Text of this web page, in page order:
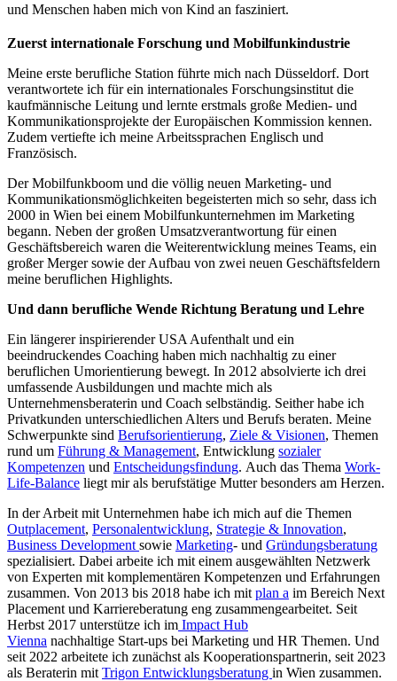
und Menschen haben mich von Kind an fasziniert.
Zuerst internationale Forschung und Mobilfunkindustrie
Meine erste berufliche Station führte mich nach Düsseldorf. Dort
verantwortete ich für ein internationales Forschungsinstitut die
kaufmännische Leitung und lernte erstmals große Medien- und
Kommunikationsprojekte der Europäischen Kommission kennen.
Zudem vertiefte ich meine Arbeitssprachen Englisch und
Französisch.
Der Mobilfunkboom und die völlig neuen Marketing- und
Kommunikationsmöglichkeiten begeisterten mich so sehr, dass ich
2000 in Wien bei einem Mobilfunkunternehmen im Marketing
begann. Neben der großen Umsatzverantwortung für einen
Geschäftsbereich waren die Weiterentwicklung meines Teams, ein
großer Merger sowie der Aufbau von zwei neuen Geschäftsfeldern
meine beruflichen Highlights.
Und dann berufliche Wende Richtung Beratung und Lehre
Ein längerer inspirierender USA Aufenthalt und ein
beeindruckendes Coaching haben mich nachhaltig zu einer
beruflichen Umorientierung bewegt. In 2012 absolvierte ich drei
umfassende Ausbildungen und machte mich als
Unternehmensberaterin und Coach selbständig. Seither habe ich
Privatkunden unterschiedlichen Alters und Berufs beraten. Meine
Schwerpunkte sind Berufsorientierung, Ziele & Visionen, Themen
rund um Führung & Management, Entwicklung sozialer
Kompetenzen und Entscheidungsfindung. Auch das Thema Work-
Life-Balance liegt mir als berufstätige Mutter besonders am Herzen.
In der Arbeit mit Unternehmen habe ich mich auf die Themen
Outplacement, Personalentwicklung, Strategie & Innovation,
Business Development sowie Marketing- und Gründungsberatung
spezialisiert. Dabei arbeite ich mit einem ausgewählten Netzwerk
von Experten mit komplementären Kompetenzen und Erfahrungen
zusammen. Von 2013 bis 2018 habe ich mit plan a im Bereich Next
Placement und Karriereberatung eng zusammengearbeitet. Seit
Herbst 2017 unterstütze ich im Impact Hub
Vienna nachhaltige Start-ups bei Marketing und HR Themen. Und
seit 2022 arbeitete ich zunächst als Kooperationspartnerin, seit 2023
als Beraterin mit Trigon Entwicklungsberatung in Wien zusammen.